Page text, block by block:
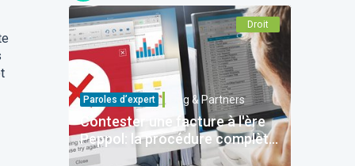
Droit
Paroles d’expert Deg & Partners
Contester une facture à l'ère
Peppol: la procédure complète
pour protéger votre entreprise